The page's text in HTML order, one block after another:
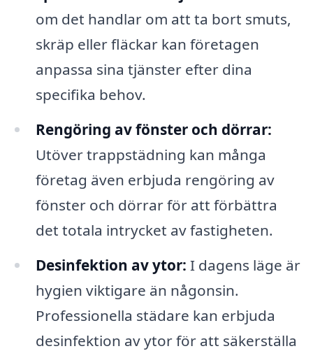
om det handlar om att ta bort smuts,
skräp eller fläckar kan företagen
anpassa sina tjänster efter dina
specifika behov.
Rengöring av fönster och dörrar:
Utöver trappstädning kan många
företag även erbjuda rengöring av
fönster och dörrar för att förbättra
det totala intrycket av fastigheten.
Desinfektion av ytor: I dagens läge är
hygien viktigare än någonsin.
Professionella städare kan erbjuda
desinfektion av ytor för att säkerställa